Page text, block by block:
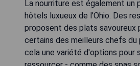
La nourriture est également un
hôtels luxueux de l'Ohio. Des
proposent des plats savoureux
certains des meilleurs chefs du
cela une variété d'options pour